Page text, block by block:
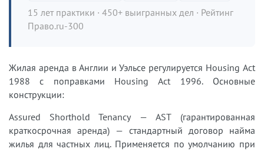
15 лет практики · 450+ выигранных дел · Рейтинг
Право.ru-300
Жилая аренда в Англии и Уэльсе регулируется Housing Act
1988 с поправками Housing Act 1996. Основные
конструкции:
Assured Shorthold Tenancy — AST (гарантированная
краткосрочная аренда) — стандартный договор найма
жилья для частных лиц. Применяется по умолчанию при